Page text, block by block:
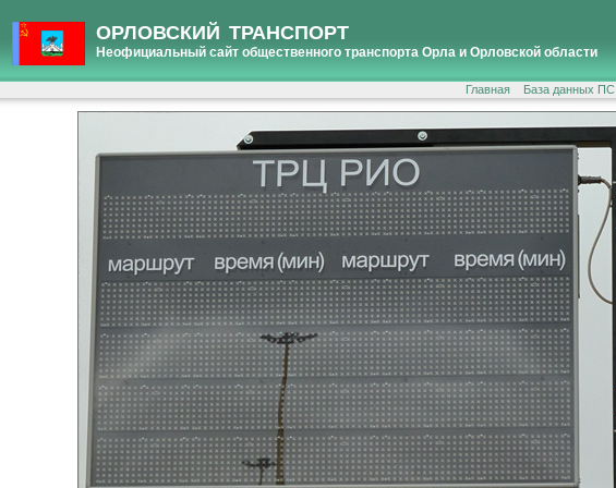
ОРЛОВСКИЙ ТРАНСПОРТ
Неофициальный сайт общественного транспорта Орла и Орловской области
Главная База данных ПС